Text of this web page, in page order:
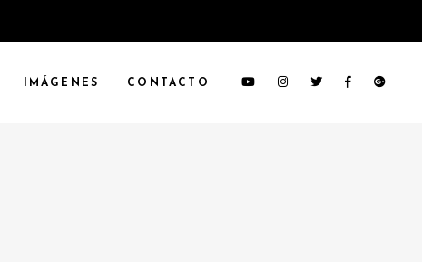
IMÁGENES CONTACTO